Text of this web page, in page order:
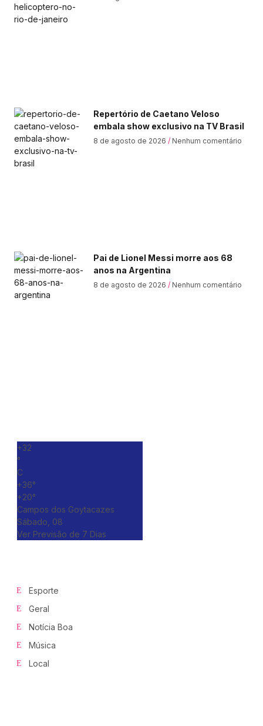
Repertório de Caetano Veloso
embala show exclusivo na TV Brasil
8 de agosto de 2026 Nenhum comentário
Pai de Lionel Messi morre aos 68
anos na Argentina
8 de agosto de 2026 Nenhum comentário
+32
°
C
+36°
+20°
Campos dos Goytacazes
Sábado, 08
Ver Previsão de 7 Dias
Esporte
Geral
Notícia Boa
Música
Local